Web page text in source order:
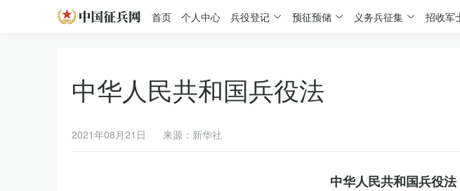
首页 个人中心 兵役登记 预征预储 义务兵征集 招收军
中华人民共和国兵役法
2021年08月21日 来源：新华社
中华人民共和国兵役法